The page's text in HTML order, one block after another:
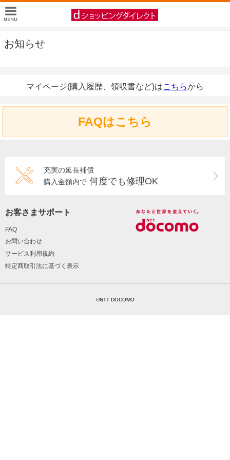
お知らせ
マイページ(購入履歴、領収書など)はこちらから
FAQはこちら
充実の延長補償
購入金額内で 何度でも修理OK
お客さまサポート
FAQ
お問い合わせ
サービス利用規約
特定商取引法に基づく表示
©NTT DOCOMO